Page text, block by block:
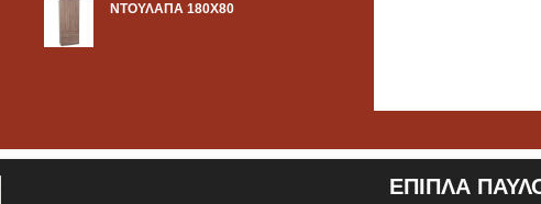
ΝΤΟΥΛΑΠΑ 180Χ80
ΕΠΙΠΛΑ